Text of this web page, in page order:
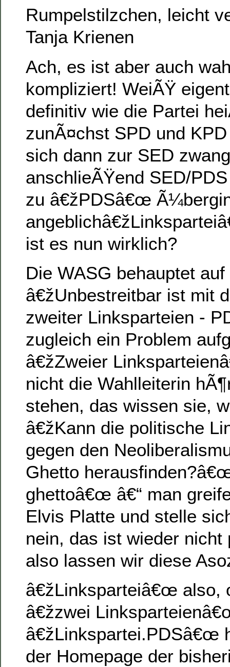
Rumpelstilzchen, leicht
Tanja Krienen
Ach, es ist aber auch
kompliziert! WeiÃŸ
definitiv wie die Partei
zunÃ¤chst SPD und
sich dann zur SED
anschlieÃŸend SED/
zu â€žPDSâ€œ
ist es nun wirklich?
Die WASG behauptet
â€žUnbestreitbar ist mit
zweiter Linksparteien -
zugleich ein Problem
â€žZweier
nicht die Wahlleiterin
stehen, das wissen sie,
â€žKann die politische
gegen den
Ghetto
ghettoâ€œ â€“ man
Elvis Platte und stelle
nein, das ist wieder
also lassen wir diese
â€žLinksparteiâ€œ also,
â€žzwei
â€žLinkspartei.PDSâ€œ
der Homepage der